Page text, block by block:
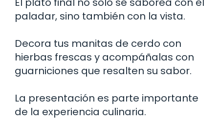
paladar, sino también con la vista.
Decora tus manitas de cerdo con
hierbas frescas y acompáñalas con
guarniciones que resalten su sabor.
La presentación es parte importante
de la experiencia culinaria.